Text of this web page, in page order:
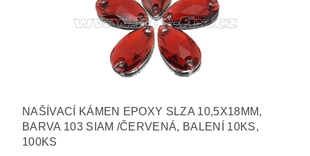
NAŠÍVACÍ KÁMEN EPOXY SLZA 10,5X18MM,
BARVA 103 SIAM /ČERVENÁ, BALENÍ 10KS,
100KS